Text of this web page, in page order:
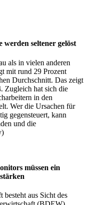
seltener gelöst
als in vielen anderen
mit rund 29 Prozent
Durchschnitt. Das zeigt
Zugleich hat sich die
in den
Wer die Ursachen für
gegensteuert, kann
und die
müssen ein
aus Sicht des